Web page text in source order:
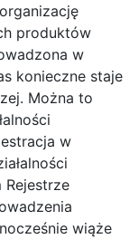
produktów
w
konieczne staje
Można to
w
Rejestrze
wiąże